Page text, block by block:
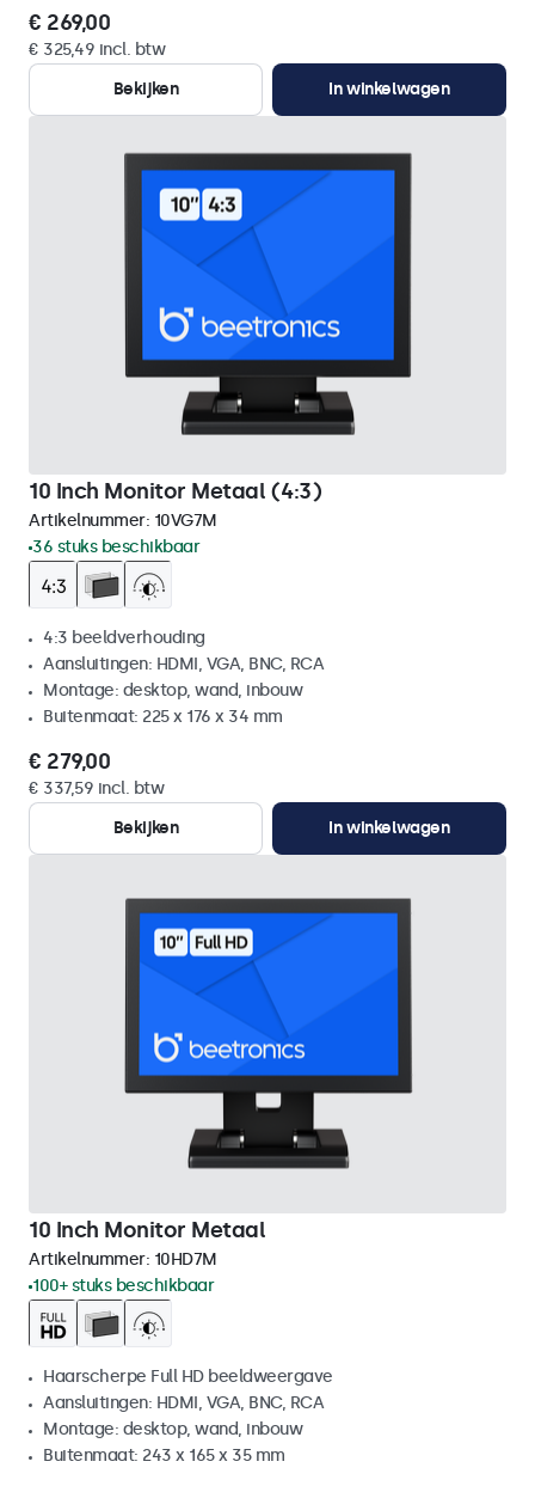
€ 269,00
€ 325,49 incl. btw
Bekijken
In winkelwagen
10 Inch Monitor Metaal (4:3)
Artikelnummer: 10VG7M
36 stuks beschikbaar
4:3 beeldverhouding
Aansluitingen: HDMI, VGA, BNC, RCA
Montage: desktop, wand, inbouw
Buitenmaat: 225 x 176 x 34 mm
€ 279,00
€ 337,59 incl. btw
Bekijken
In winkelwagen
10 Inch Monitor Metaal
Artikelnummer: 10HD7M
100+ stuks beschikbaar
Haarscherpe Full HD beeldweergave
Aansluitingen: HDMI, VGA, BNC, RCA
Montage: desktop, wand, inbouw
Buitenmaat: 243 x 165 x 35 mm